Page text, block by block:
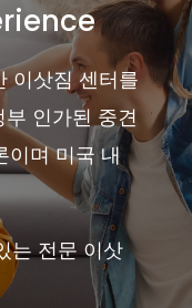
이삿짐 센터를
인가된 중견
이며 미국 내
는 전문 이삿